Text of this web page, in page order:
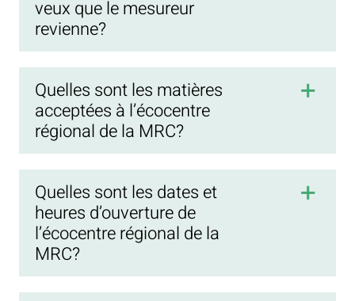
veux que le mesureur
revienne?
Quelles sont les matières
acceptées à l’écocentre
régional de la MRC?
Quelles sont les dates et
heures d’ouverture de
l’écocentre régional de la
MRC?